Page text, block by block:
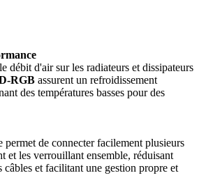
débit d'air sur les radiateurs et dissipateurs
RGB assurent un refroidissement
des températures basses pour des
de connecter facilement plusieurs
et les verrouillant ensemble, réduisant
câbles et facilitant une gestion propre et